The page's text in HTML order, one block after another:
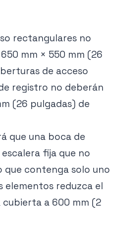
rectangulares no
mm × 550 mm (26
de acceso
registro no deberán
(26 pulgadas) de
que una boca de
fija que no
contenga solo uno
elementos reduzca el
a 600 mm (2